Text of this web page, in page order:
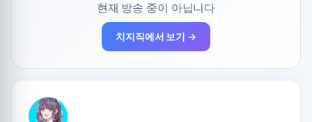
현재 방송 중이 아닙니다
치지직에서 보기 →